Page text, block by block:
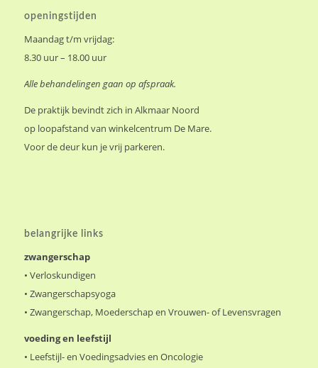
openingstijden
Maandag t/m vrijdag:
8.30 uur – 18.00 uur
Alle behandelingen gaan op afspraak.
De praktijk bevindt zich in Alkmaar Noord
op loopafstand van winkelcentrum De Mare.
Voor de deur kun je vrij parkeren.
belangrijke links
zwangerschap
• Verloskundigen
• Zwangerschapsyoga
• Zwangerschap, Moederschap en Vrouwen- of Levensvragen
voeding en leefstijl
• Leefstijl- en Voedingsadvies en Oncologie